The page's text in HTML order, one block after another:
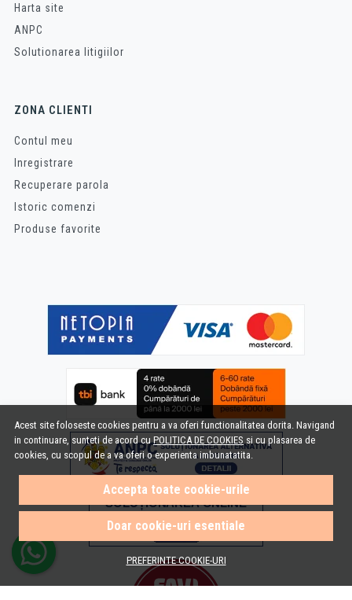
Acest site foloseste cookies pentru a va oferi functionalitatea dorita. Navigand
in continuare, sunteti de acord cuPOLITICA DE COOKIES si cu plasarea de
cookies, cu scopul de a va oferi o experienta imbunatatita.
Accepta toate cookie-urile
Doar cookie-uri esentiale
PREFERINTE COOKIE-URI
Harta site
ANPC
Solutionarea litigiilor
ZONA CLIENTI
Contul meu
Inregistrare
Recuperare parola
Istoric comenzi
Produse favorite